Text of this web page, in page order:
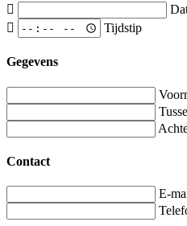
Tijdstip
Gegevens
Contact
E-